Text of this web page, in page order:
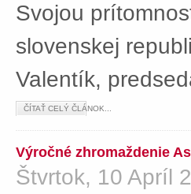
Svojou
slovenskej
Valentík,
ČÍTAŤ CELÝ ČLÁNOK...
Výročné zhromaždenie
Štvrtok, 10 Apríl